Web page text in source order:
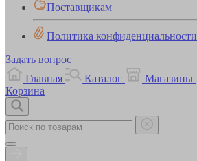
Поставщикам
Политика конфиденциальности
Задать вопрос
Главная
Каталог Магазины
Корзина